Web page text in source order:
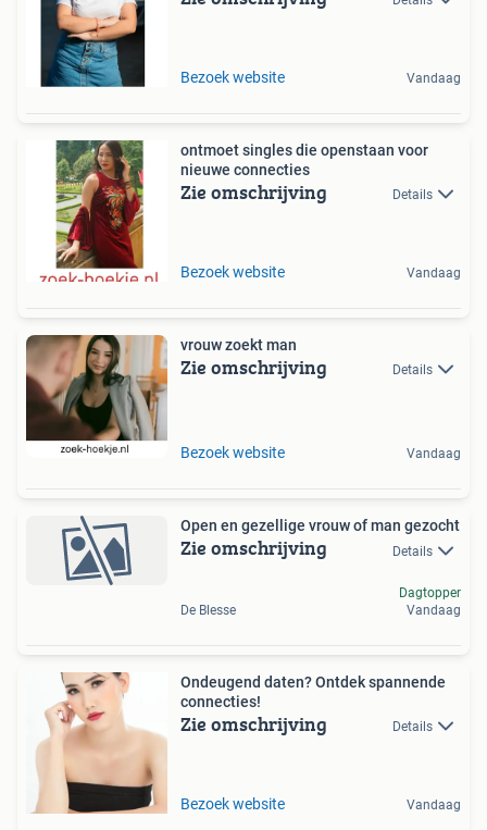
Bezoek website Vandaag
ontmoet singles die openstaan voor
nieuwe connecties
Zie omschrijving Details
Bezoek website Vandaag
vrouw zoekt man
Zie omschrijving Details
Bezoek website Vandaag
Open en gezellige vrouw of man gezocht
Zie omschrijving Details
De Blesse
Dagtopper
Vandaag
Ondeugend daten? Ontdek spannende
connecties!
Zie omschrijving Details
Bezoek website Vandaag